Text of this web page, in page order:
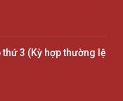
thứ 3 (Kỳ hợp thường lệ